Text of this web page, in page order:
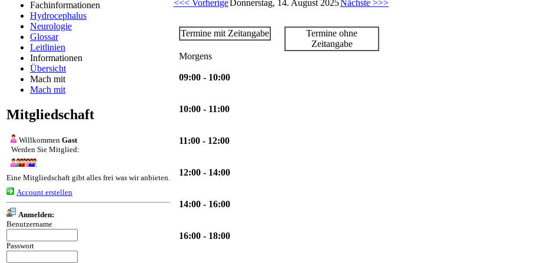
Fachinformationen
Hydrocephalus
Neurologie
Glossar
Leitlinien
Informationen
Übersicht
Mach mit
Mach mit
Mitgliedschaft
Willkommen Gast
Werden Sie Mitglied:
Eine Mitgliedschaft gibt alles frei was wir anbieten.
Account erstellen
Anmelden:
Benutzername
Passwort
<<< Vorherige Donnerstag, 14. August 2025 Nächste >>>
Termine mit Zeitangabe
Morgens
09:00 - 10:00
10:00 - 11:00
11:00 - 12:00
12:00 - 14:00
14:00 - 16:00
16:00 - 18:00
Termine ohne
Zeitangabe